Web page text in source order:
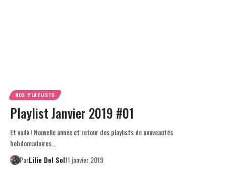
NOS PLAYLISTS
Playlist Janvier 2019 #01
Et voilà ! Nouvelle année et retour des playlists de nouveautés
hebdomadaires…
ParLilie Del Sol11 janvier 2019